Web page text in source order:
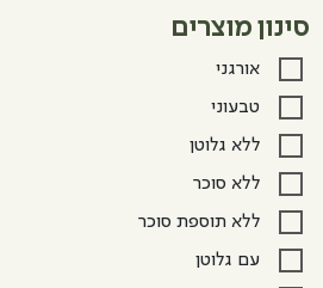
סינון מוצרים
אורגני
טבעוני
ללא גלוטן
ללא סוכר
ללא תוספת סוכר
עם גלוטן